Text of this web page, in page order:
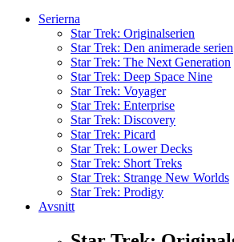
Serierna
Star Trek: Originalserien
Star Trek: Den animerade serien
Star Trek: The Next Generation
Star Trek: Deep Space Nine
Star Trek: Voyager
Star Trek: Enterprise
Star Trek: Discovery
Star Trek: Picard
Star Trek: Lower Decks
Star Trek: Short Treks
Star Trek: Strange New Worlds
Star Trek: Prodigy
Avsnitt